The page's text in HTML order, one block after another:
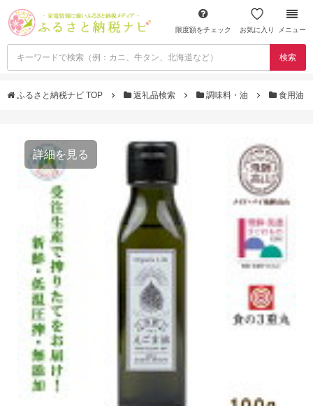
限度額をチェック お気に入り メニュー
検索
ふるさと納税ナビ TOP 返礼品検索 調味料・油 食用油
詳細を見る